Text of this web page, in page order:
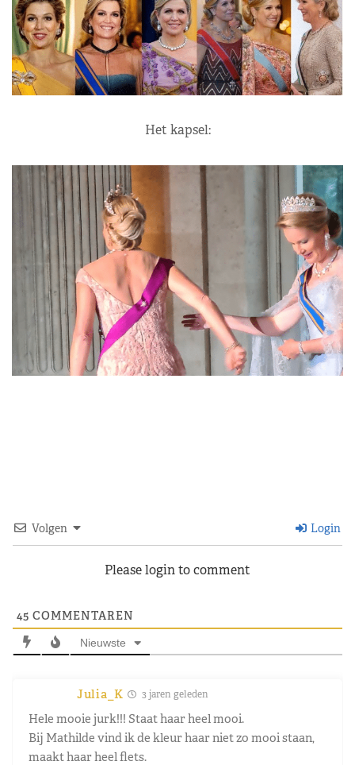
Het kapsel:
Volgen Login
Please login to comment
45 COMMENTAREN
Nieuwste
Julia_K 3 jaren geleden
Hele mooie jurk!!! Staat haar heel mooi.
Bij Mathilde vind ik de kleur haar niet zo mooi staan,
maakt haar heel flets.